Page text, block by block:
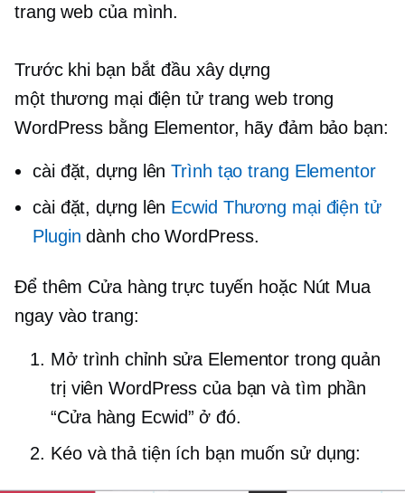
trang web của mình.
Trước khi bạn bắt đầu xây dựng
một thương mại điện tửtrang web trong
WordPress bằng Elementor, hãy đảm bảo bạn:
cài đặt, dựng lênTrình tạo trang Elementor
cài đặt, dựng lên Ecwid Thương mại điện tử
Plugin dành cho WordPress.
Để thêm Cửa hàng trực tuyến hoặc Nút Mua
ngay vào trang:
Mở trình chỉnh sửa Elementor trong quản
trị viên WordPress của bạn và tìm phần
“Cửa hàng Ecwid” ở đó.
Kéo và thả tiện ích bạn muốn sử dụng: